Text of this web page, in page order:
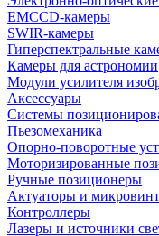
EMCCD-камеры
SWIR-камеры
Гиперспектральные
Камеры для астрономии
Модули усилителя
Аксессуары
Системы
Пьезомеханика
Опорно-поворотные
Моторизированные
Ручные позиционеры
Актуаторы и
Контроллеры
Лазеры и источники